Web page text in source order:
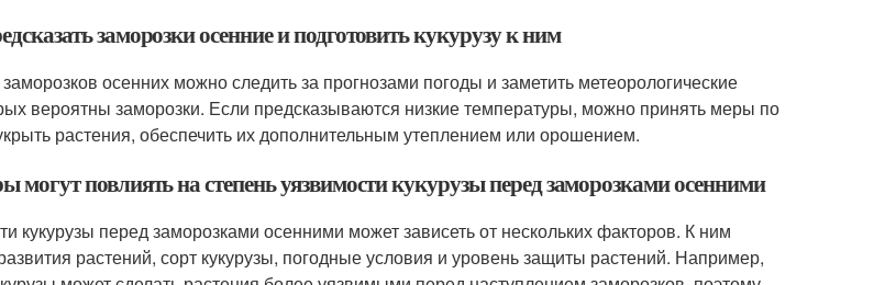
заморозки осенние и подготовить кукурузу к ним
осенних можно следить за прогнозами погоды и заметить метеорологические
вероятны заморозки. Если предсказываются низкие температуры, можно принять меры по
растения, обеспечить их дополнительным утеплением или орошением.
могут повлиять на степень уязвимости кукурузы перед заморозками осенними
кукурузы перед заморозками осенними может зависеть от нескольких факторов. К ним
растений, сорт кукурузы, погодные условия и уровень защиты растений. Например,